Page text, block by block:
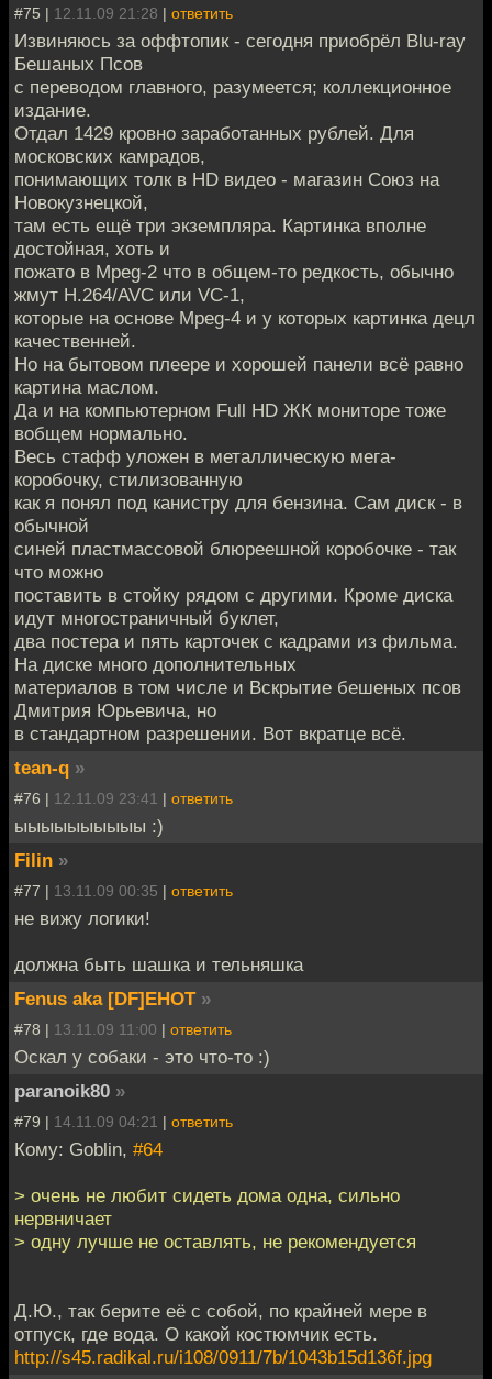
#75 | 12.11.09 21:28 | ответить
Извиняюсь за оффтопик - сегодня приобрёл Blu-ray
Бешаных Псов
с переводом главного, разумеется; коллекционное
издание.
Отдал 1429 кровно заработанных рублей. Для
московских камрадов,
понимающих толк в HD видео - магазин Союз на
Новокузнецкой,
там есть ещё три экземпляра. Картинка вполне
достойная, хоть и
пожато в Mpeg-2 что в общем-то редкость, обычно
жмут H.264/AVC или VC-1,
которые на основе Mpeg-4 и у которых картинка децл
качественней.
Но на бытовом плеере и хорошей панели всё равно
картина маслом.
Да и на компьютерном Full HD ЖК мониторе тоже
вобщем нормально.
Весь стафф уложен в металлическую мега-
коробочку, стилизованную
как я понял под канистру для бензина. Сам диск - в
обычной
синей пластмассовой блюреешной коробочке - так
что можно
поставить в стойку рядом с другими. Кроме диска
идут многостраничный буклет,
два постера и пять карточек с кадрами из фильма.
На диске много дополнительных
материалов в том числе и Вскрытие бешеных псов
Дмитрия Юрьевича, но
в стандартном разрешении. Вот вкратце всё.
tean-q »
#76 | 12.11.09 23:41 | ответить
ыыыыыыыыыы :)
Filin »
#77 | 13.11.09 00:35 | ответить
не вижу логики!
должна быть шашка и тельняшка
Fenus aka [DF]EHOT »
#78 | 13.11.09 11:00 | ответить
Оскал у собаки - это что-то :)
paranoik80 »
#79 | 14.11.09 04:21 | ответить
Кому: Goblin, #64
> очень не любит сидеть дома одна, сильно
нервничает
> одну лучше не оставлять, не рекомендуется
Д.Ю., так берите её с собой, по крайней мере в
отпуск, где вода. О какой костюмчик есть.
http://s45.radikal.ru/i108/0911/7b/1043b15d136f.jpg